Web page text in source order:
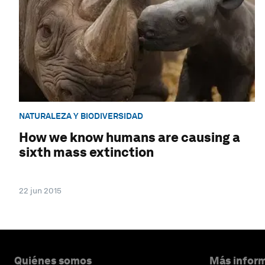
NATURALEZA Y BIODIVERSIDAD
How we know humans are causing a
sixth mass extinction
22 jun 2015
Quiénes somos Más